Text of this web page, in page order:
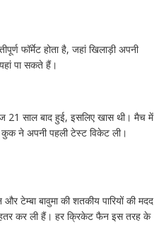
फॉर्मेट होता है, जहां खिलाड़ी अपनी
पा सकते हैं।
21 साल बाद हुई, इसलिए खास थी। मैच में
कुक ने अपनी पहली टेस्ट विकेट ली।
टेम्बा बावुमा की शतकीय पारियों की मदद
कर ली हैं। हर क्रिकेट फैन इस तरह के